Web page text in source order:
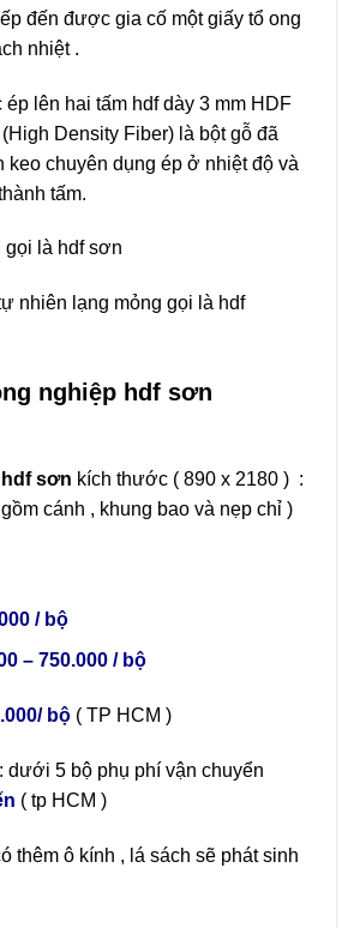
đến được gia cố một giấy tổ ong
nhiệt .
lên hai tấm hdf dày 3 mm HDF
Density Fiber) là bột gỗ đã
keo chuyên dụng ép ở nhiệt độ và
tấm.
gọi là hdf sơn
nhiên lạng mỏng gọi là hdf
nghiệp hdf sơn
sơn kích thước ( 890 x 2180 ) :
cánh , khung bao và nẹp chỉ )
/ bộ
– 750.000 / bộ
bộ ( TP HCM )
: dưới 5 bộ phụ phí vận chuyển
( tp HCM )
thêm ô kính , lá sách sẽ phát sinh